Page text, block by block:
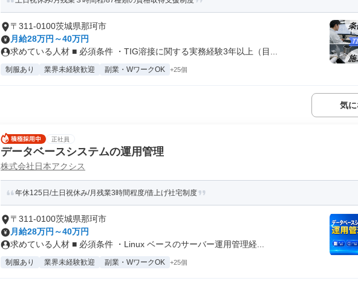
〒311-0100茨城県那珂市
月給28万円～40万円
求めている人材 ■ 必須条件 ・TIG溶接に関する実務経験3年以上（目...
制服あり 業界未経験歓迎 副業・WワークOK +25個
気
正社員
データベースシステムの運用管理
株式会社日本アクシス
年休125日/土日祝休み/月残業3時間程度/借上げ社宅制度
〒311-0100茨城県那珂市
月給28万円～40万円
求めている人材 ■ 必須条件 ・Linux ベースのサーバー運⽤管理経...
制服あり 業界未経験歓迎 副業・WワークOK +25個